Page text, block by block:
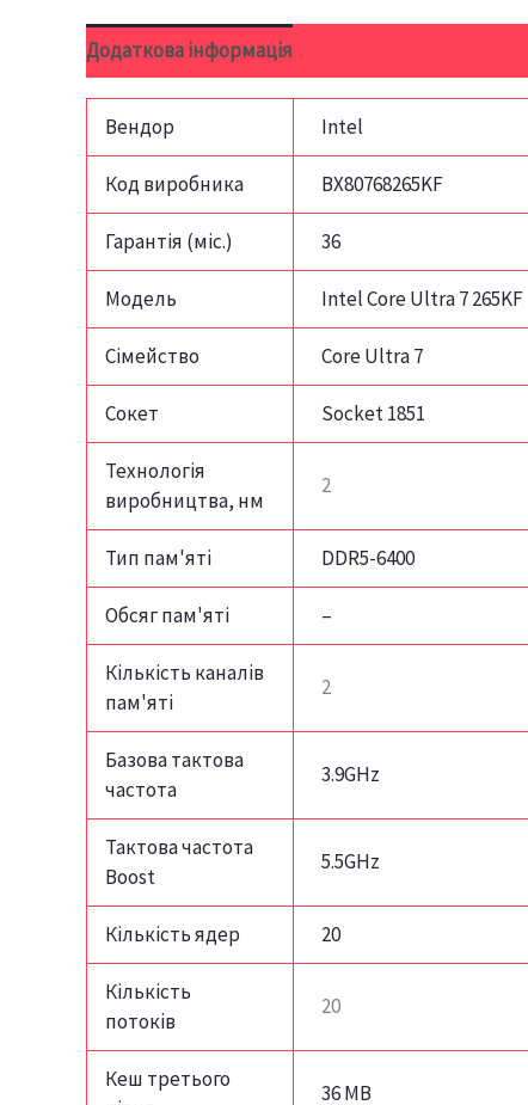
Додаткова інформація
Вендор Intel
Код виробника BX80768265KF
Гарантія (міс.) 36
Модель Intel Core Ultra 7 265KF
Сімейство Core Ultra 7
Сокет Socket 1851
Технологія
виробництва, нм
2
Тип пам'яті DDR5-6400
Обсяг пам'яті –
Кількість каналів
пам'яті
2
Базова тактова
частота
3.9GHz
Тактова частота
Boost
5.5GHz
Кількість ядер 20
Кількість
потоків
20
Кеш третього
36 MB